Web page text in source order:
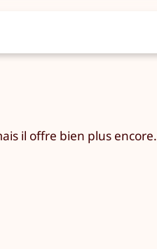
il offre bien plus encore.